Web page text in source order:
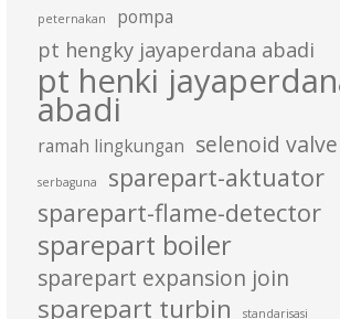
peternakan pompa
pt hengky jayaperdana abadi
pt henki
abadi
ramah lingkungan selenoid valve
serbaguna
sparepart-aktuator
sparepart-flame-detector
sparepart boiler
sparepart expansion join
sparepart turbin standarisasi